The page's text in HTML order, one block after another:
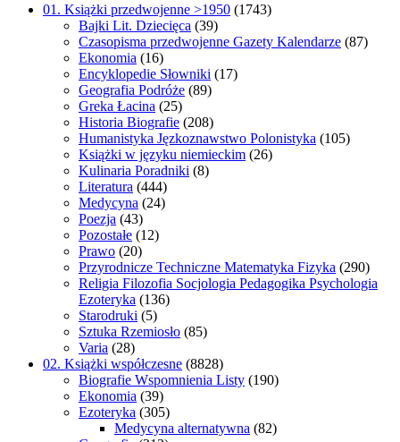
01. Książki przedwojenne >1950 (1743)
Bajki Lit. Dziecięca (39)
Czasopisma przedwojenne Gazety Kalendarze (87)
Ekonomia (16)
Encyklopedie Słowniki (17)
Geografia Podróże (89)
Greka Łacina (25)
Historia Biografie (208)
Humanistyka Jęzkoznawstwo Polonistyka (105)
Książki w języku niemieckim (26)
Kulinaria Poradniki (8)
Literatura (444)
Medycyna (24)
Poezja (43)
Pozostałe (12)
Prawo (20)
Przyrodnicze Techniczne Matematyka Fizyka (290)
Religia Filozofia Socjologia Pedagogika Psychologia
Ezoteryka (136)
Starodruki (5)
Sztuka Rzemiosło (85)
Varia (28)
02. Książki współczesne (8828)
Biografie Wspomnienia Listy (190)
Ekonomia (39)
Ezoteryka (305)
Medycyna alternatywna (82)